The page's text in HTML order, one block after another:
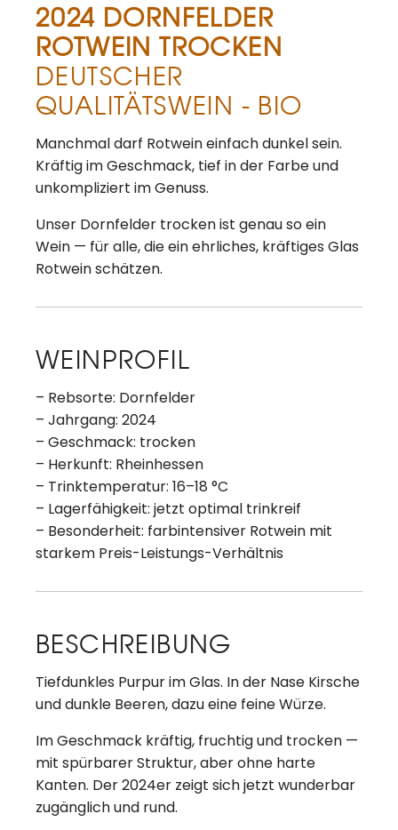
2024 DORNFELDER
ROTWEIN TROCKEN
DEUTSCHER
QUALITÄTSWEIN - BIO
Manchmal darf Rotwein einfach dunkel sein.
Kräftig im Geschmack, tief in der Farbe und
unkompliziert im Genuss.
Unser Dornfelder trocken ist genau so ein
Wein — für alle, die ein ehrliches, kräftiges Glas
Rotwein schätzen.
WEINPROFIL
– Rebsorte: Dornfelder
– Jahrgang: 2024
– Geschmack: trocken
– Herkunft: Rheinhessen
– Trinktemperatur: 16–18 °C
– Lagerfähigkeit: jetzt optimal trinkreif
– Besonderheit: farbintensiver Rotwein mit
starkem Preis-Leistungs-Verhältnis
BESCHREIBUNG
Tiefdunkles Purpur im Glas. In der Nase Kirsche
und dunkle Beeren, dazu eine feine Würze.
Im Geschmack kräftig, fruchtig und trocken —
mit spürbarer Struktur, aber ohne harte
Kanten. Der 2024er zeigt sich jetzt wunderbar
zugänglich und rund.